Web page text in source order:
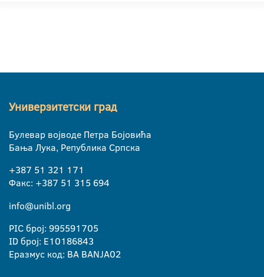
Универзитетски град
Булевар војводе Петра Бојовића
Бања Лука, Република Српска
+387 51 321 171
Факс: +387 51 315 694
info@unibl.org
PIC број: 995591705
ID број: E10186843
Еразмус код: BA BANJA02